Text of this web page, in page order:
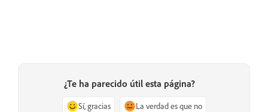
¿Te ha parecido útil esta página?
Sí, gracias La verdad es que no